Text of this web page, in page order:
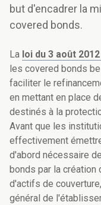
but d'encadrer la
covered bonds.
La loi du 3 août 2012
les covered bonds
faciliter le
en mettant en place
destinés à la
Avant que les
effectivement
d'abord nécessaire
bonds par la
d'actifs de
général de